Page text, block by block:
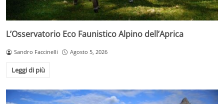
L’Osservatorio Eco Faunistico Alpino dell’Aprica
Sandro Faccinelli Agosto 5, 2026
Leggi di più